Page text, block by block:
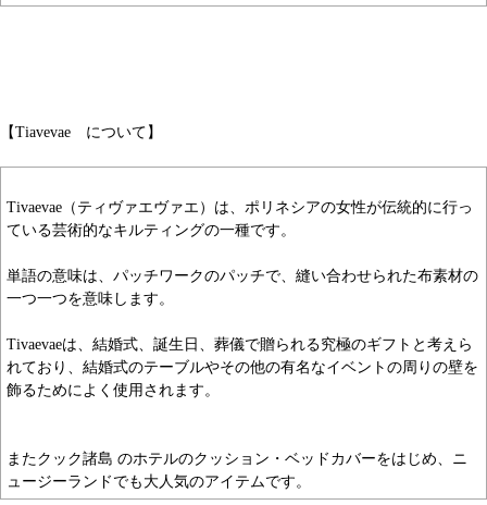
【Tiavevae について】
Tivaevae（ティヴァエヴァエ）は、ポリネシアの女性が伝統的に行っ
ている芸術的なキルティングの一種です。
単語の意味は、パッチワークのパッチで、縫い合わせられた布素材の
一つ一つを意味します。
Tivaevaeは、結婚式、誕生日、葬儀で贈られる究極のギフトと考えら
れており、結婚式のテーブルやその他の有名なイベントの周りの壁を
飾るためによく使用されます。
またクック諸島 のホテルのクッション・ベッドカバーをはじめ、ニ
ュージーランドでも大人気のアイテムです。